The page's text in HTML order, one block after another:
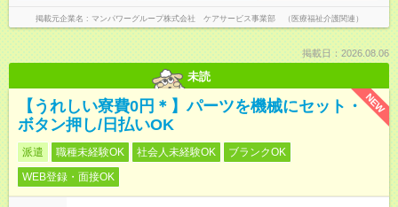
掲載元企業名 マンパワーグループ株式会社 ケアサービス事業部 （医療福祉介護関連）
掲載日：2026.08.06
未読
NEW
【うれしい寮費0円＊】パーツを機械にセット・
ボタン押し/日払いOK
派遣 職種未経験OK 社会人未経験OK
ブランクOK
WEB登録・面接OK